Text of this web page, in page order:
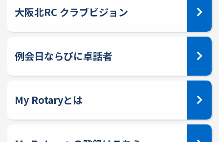
大阪北RC クラブビジョン
例会日ならびに卓話者
My Rotaryとは